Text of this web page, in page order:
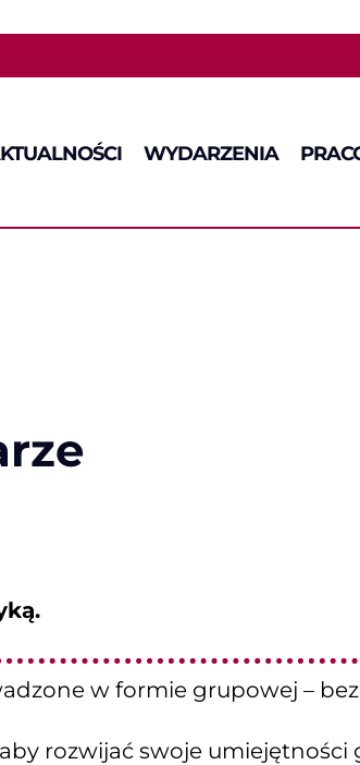
WYDARZENIA
w formie grupowej – bez
rozwijać swoje umiejętności